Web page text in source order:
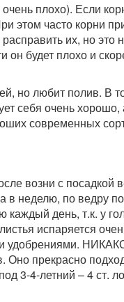
плохо). Если
этом часто корни
их, но
будет плохо и
но любит полив. В
себя очень
современных
возни с посадкой
неделю, по ведру
день, т.к. у
испаряется
удобрениями.
прекрасно
3-4-летний – 4 ст.